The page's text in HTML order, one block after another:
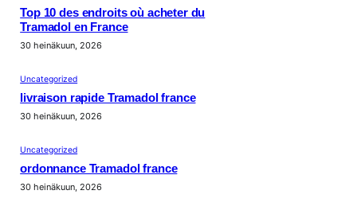
Top 10 des endroits où acheter du
Tramadol en France
30 heinäkuun, 2026
Uncategorized
livraison rapide Tramadol france
30 heinäkuun, 2026
Uncategorized
ordonnance Tramadol france
30 heinäkuun, 2026